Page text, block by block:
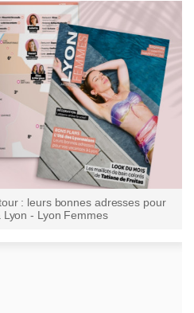
: leurs bonnes adresses pour
- Lyon Femmes